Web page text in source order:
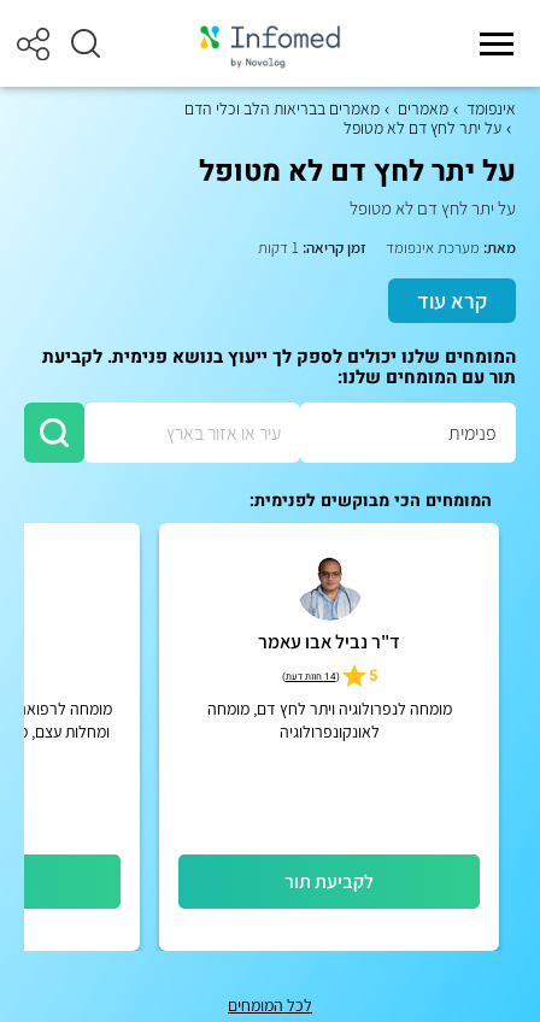
אינפומד מאמרים
מאמרים בבריאות הלב וכלי הדם
על יתר לחץ דם לא מטופל
על יתר לחץ דם לא מטופל
על יתר לחץ דם לא מטופל
מאת: מערכת אינפומד זמן קריאה:
קרא עוד
המומחים שלנו יכולים לספק לך ייעוץ בנושא פנימית. לקביעת
תור עם המומחים שלנו:
המומחים הכי מבוקשים לפנימית:
ד"ר נביל אבו עאמר
5
(14 חוות דעת )
מומחה לנפרולוגיה ויתר לחץ דם, מומחה
לאונקונפרולוגיה
לקביעת תור
מומחה לרפואה
ומחלות עצם,
לכל המומחים